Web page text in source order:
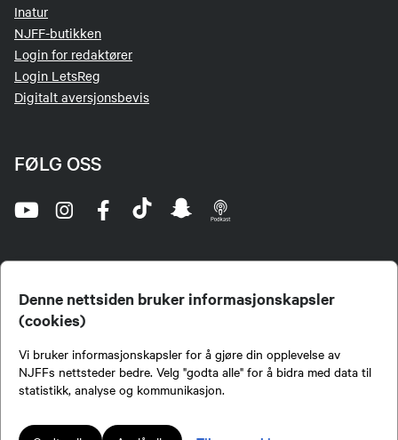
Denne nettsiden bruker informasjonskapsler
(cookies)
Vi bruker informasjonskapsler for å gjøre din opplevelse av
NJFFs nettsteder bedre. Velg "godta alle" for å bidra med data til
statistikk, analyse og kommunikasjon.
Inatur
NJFF-butikken
Login for redaktører
Login LetsReg
Digitalt aversjonsbevis
FØLG OSS
jegere og sportsfiskere og et av de viktigste miljøene for formidling av kunnskap om jakt og
fiske i Norge. Vi er en partipolitisk nøytral organisasjon, men har et sterkt jakt-, fiske-, og
naturpolitisk engasjement i mange saker.
Lokalforeninger tilsluttet Norges Jeger- og Fiskerforbund har ansvar for innhold de